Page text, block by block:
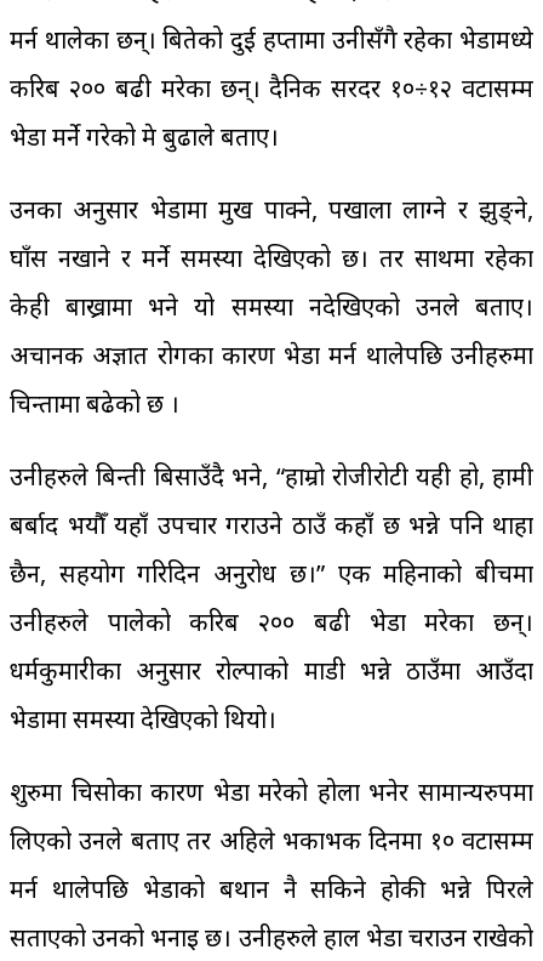
मर्न थालेका छन्। बितेको दुई हप्तामा उनीसँगै रहेका भेडामध्ये
करिब २०० बढी मरेका छन्। दैनिक सरदर १०÷१२ वटासम्म
भेडा मर्ने गरेको प्रेम बुढाले बताए।
उनका अनुसार भेडामा मुख पाक्ने, पखाला लाग्ने र झुङ्ने,
घाँस नखाने र मर्ने समस्या देखिएको छ। तर साथमा रहेका
केही बाख्रामा भने यो समस्या नदेखिएको उनले बताए।
अचानक अज्ञात रोगका कारण भेडा मर्न थालेपछि उनीहरुमा
चिन्तामा बढेको छ ।
उनीहरुले बिन्ती बिसाउँदै भने, “हाम्रो रोजीरोटी यही हो, हामी
बर्बाद भयौँ यहाँ उपचार गराउने ठाउँ कहाँ छ भन्ने पनि थाहा
छैन, सहयोग गरिदिन अनुरोध छ।” एक महिनाको बीचमा
उनीहरुले पालेको करिब २०० बढी भेडा मरेका छन्।
धर्मकुमारीका अनुसार रोल्पाको माडी भन्ने ठाउँमा आउँदा
भेडामा समस्या देखिएको थियो।
शुरुमा चिसोका कारण भेडा मरेको होला भनेर सामान्यरुपमा
लिएको उनले बताए तर अहिले भकाभक दिनमा १० वटासम्म
मर्न थालेपछि भेडाको बथान नै सकिने होकी भन्ने पिरले
सताएको उनको भनाइ छ। उनीहरुले हाल भेडा चराउन राखेको